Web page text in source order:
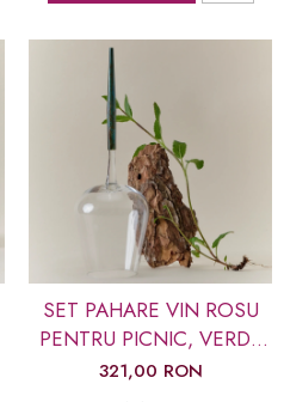
SET PAHARE VIN ROSU
PENTRU PICNIC, VERDE
SMARALD
321,00 RON